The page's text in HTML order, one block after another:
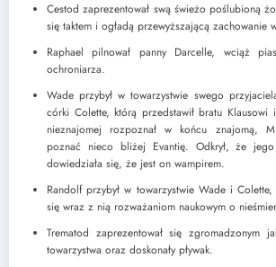
Cestod zaprezentował swą świeżo poślubioną
się taktem i ogładą przewyższającą zachowanie
Raphael pilnował panny Darcelle, wciąż
ochroniarza.
Wade przybył w towarzystwie swego
córki Colette, którą przedstawił bratu
nieznajomej rozpoznał w końcu znajomą,
poznać nieco bliżej Evantię. Odkrył, że
dowiedziała się, że jest on wampirem.
Randolf przybył w towarzystwie Wade i
się wraz z nią rozważaniom naukowym o
Trematod zaprezentował się zgromadzonym
towarzystwa oraz doskonały pływak.